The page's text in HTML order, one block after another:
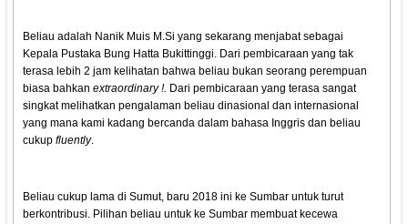
Beliau adalah Nanik Muis M.Si yang sekarang menjabat sebagai
Kepala Pustaka Bung Hatta Bukittinggi. Dari pembicaraan yang tak
terasa lebih 2 jam kelihatan bahwa beliau bukan seorang perempuan
biasa bahkanextraordinary !. Dari pembicaraan yang terasa sangat
singkat melihatkan pengalaman beliau dinasional dan internasional
yang mana kami kadang bercanda dalam bahasa Inggris dan beliau
cukupfluently.
Beliau cukup lama di Sumut, baru 2018 ini ke Sumbar untuk turut
berkontribusi. Pilihan beliau untuk ke Sumbar membuat kecewa